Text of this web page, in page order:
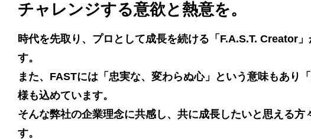
チャレンジする意欲と熱意を。
時代を先取り、プロとして成長を続ける「F.A.S.T. Creator
す。
また、FASTには「忠実な、変わらぬ心」という意味もあり
様も込めています。
そんな弊社の企業理念に共感し、共に成長したいと思える方
す。